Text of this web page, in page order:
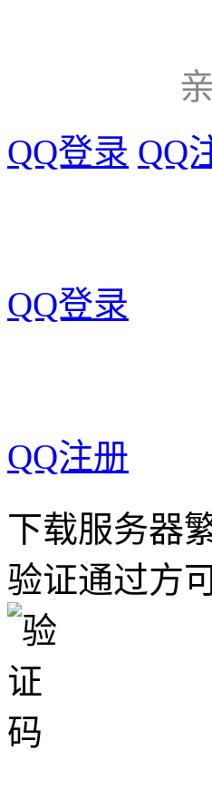
QQ登录 QQ
QQ登录
QQ注册
下载服务器
验证通过方